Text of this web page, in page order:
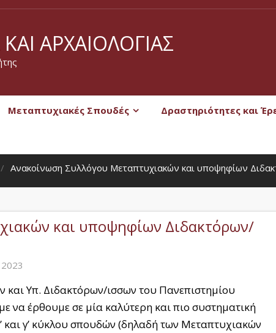
ΑΡΧΑΙΟΛΟΓΊΑΣ
Μεταπτυχιακές Σπουδές Δραστηριότητες και
Ανακοίνωση Συλλόγου Μεταπτυχιακών και υποψηφίων
και υποψηφίων Διδακτόρων/
Υπ. Διδακτόρων/ισσων του Πανεπιστημίου
να έρθουμε σε μία καλύτερη και πιο συστηματική
και γ’ κύκλου σπουδών (δηλαδή των Μεταπτυχιακών